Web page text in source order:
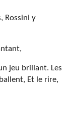
Rossini y
jeu brillant. Les
Et le rire,